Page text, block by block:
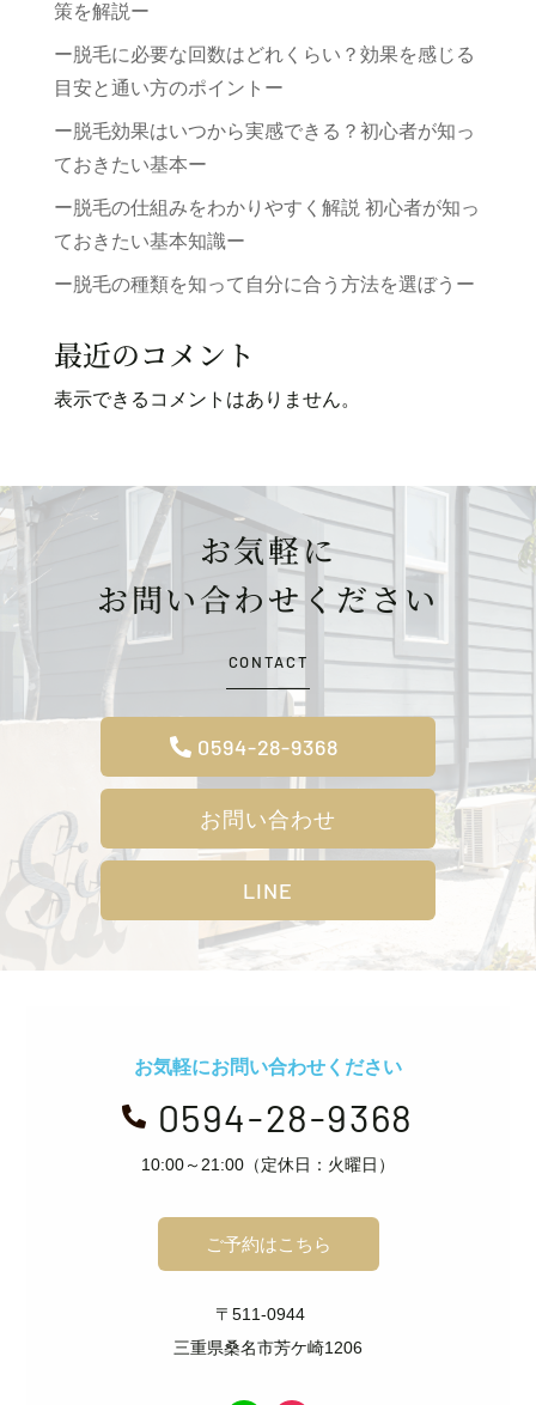
策を解説ー
ー脱毛に必要な回数はどれくらい？効果を感じる
目安と通い方のポイントー
ー脱毛効果はいつから実感できる？初心者が知っ
ておきたい基本ー
ー脱毛の仕組みをわかりやすく解説 初心者が知っ
ておきたい基本知識ー
ー脱毛の種類を知って自分に合う方法を選ぼうー
最近のコメント
表示できるコメントはありません。
お気軽に
お問い合わせください
CONTACT
0594-28-9368
お問い合わせ
LINE
お気軽にお問い合わせください
 0594-28-9368
10:00～21:00（定休日：火曜日）
ご予約はこちら
〒511-0944
三重県桑名市芳ケ崎1206